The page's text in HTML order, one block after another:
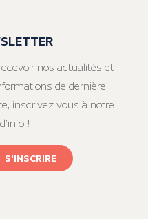
nos actualités et
de dernière
inscrivez-vous à notre
!
S'INSCRIRE